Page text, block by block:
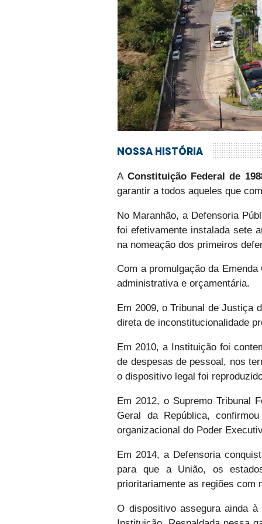
Nossa História
A Constituição Federal de
garantir a todos aqueles que
No Maranhão, a Defensoria
foi efetivamente instalada sete
na nomeação dos primeiros
Com a promulgação da
administrativa e orçamentária.
Em 2009, o Tribunal de Justiça
direta de inconstitucionalidade
Em 2010, a Instituição foi
de despesas de pessoal, nos
o dispositivo legal foi
Em 2012, o Supremo Tribunal
Geral da República,
organizacional do Poder
Em 2014, a Defensoria
para que a União, os
prioritariamente as regiões com
O dispositivo assegura ainda